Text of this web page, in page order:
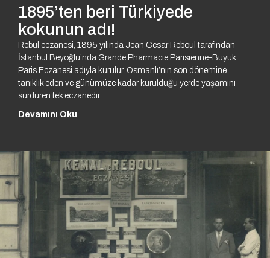
1895’ten beri Türkiyede
kokunun adı!
Rebul eczanesi, 1895 yılında Jean Cesar Reboul tarafından
İstanbul Beyoğlu’nda Grande Pharmacie Parisienne-Büyük
Paris Eczanesi adıyla kurulur. Osmanlı’nın son dönemine
tanıklık eden ve günümüze kadar kurulduğu yerde yaşamını
sürdüren tek eczanedir.
Devamını Oku